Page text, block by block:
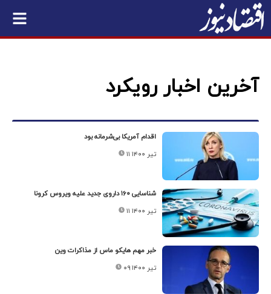
آخرین اخبار رویکرد
اقدام آمریکا بی‌شرمانه بود
۱۱ تیر ۱۴۰۰
شناسایی ۱۶۰ داروی جدید علیه ویروس کرونا
۱۱ تیر ۱۴۰۰
خبر مهم هایکو ماس از مذاکرات وین
۰۹ تیر ۱۴۰۰